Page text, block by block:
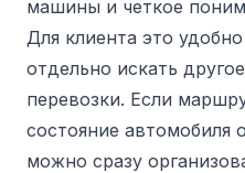
машины и четкое
Для клиента это
отдельно искать
перевозки. Если
состояние автомобиля
можно сразу